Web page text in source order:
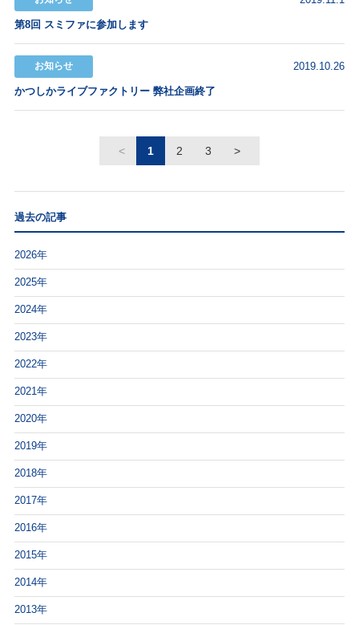
第8回 スミファに参加します
お知らせ 2019.10.26
かつしかライブファクトリー 弊社企画終了
< 1 2 3 >
過去の記事
2026年
2025年
2024年
2023年
2022年
2021年
2020年
2019年
2018年
2017年
2016年
2015年
2014年
2013年